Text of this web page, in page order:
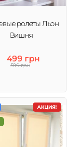
ролеты Льон
Вишня
499 грн
599 грн
АКЦИЯ!